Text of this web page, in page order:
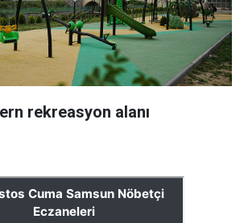
rekreasyon alanı